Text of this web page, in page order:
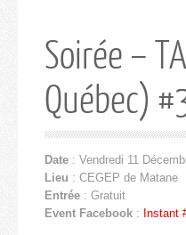
Soirée –
Québec)
Date : Vendredi 11
Lieu : CEGEP de Matane
Entrée : Gratuit
Event Facebook : Instant